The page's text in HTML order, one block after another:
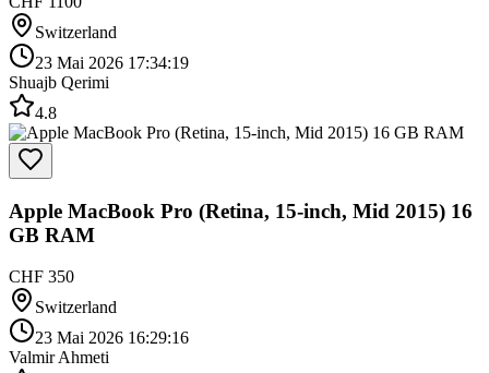
Switzerland
23 Mai 2026 17:34:19
Shuajb Qerimi
4.8
Apple MacBook Pro (Retina, 15-inch, Mid 2015) 16
GB RAM
CHF 350
Switzerland
23 Mai 2026 16:29:16
Valmir Ahmeti